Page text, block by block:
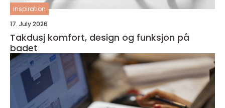
inspiration
17. July 2026
Takdusj komfort, design og funksjon på
badet